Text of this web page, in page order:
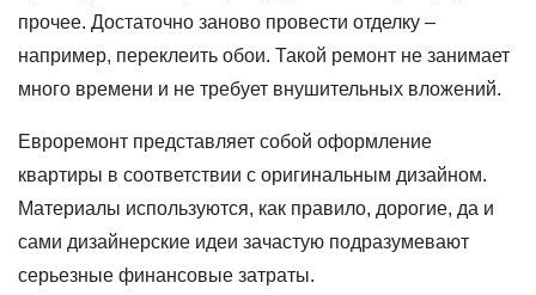
прочее. Достаточно заново провести отделку –
например, переклеить обои. Такой ремонт не занимает
много времени и не требует внушительных вложений.
Евроремонт представляет собой оформление
квартиры в соответствии с оригинальным дизайном.
Материалы используются, как правило, дорогие, да и
сами дизайнерские идеи зачастую подразумевают
серьезные финансовые затраты.